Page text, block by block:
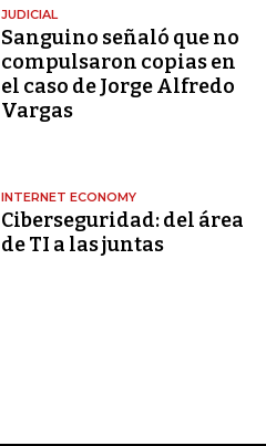
JUDICIAL
Sanguino señaló que no
compulsaron copias en
el caso de Jorge Alfredo
Vargas
INTERNET ECONOMY
Ciberseguridad: del área
de TI a las juntas